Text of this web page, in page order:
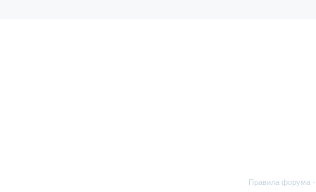
Правила форума ·